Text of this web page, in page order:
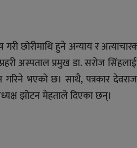
छोरीमाथि हुने अन्याय र
अस्पताल प्रमुख डा. सरोज
भएको छ। साथै, पत्रकार
झोटन मेहताले दिएका छन्।